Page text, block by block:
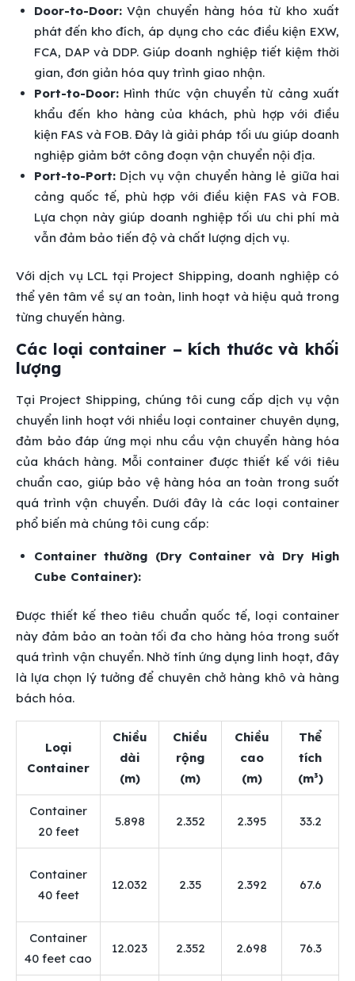
Door-to-Door:Vận chuyển hàng hóa từ kho xuất
phát đến kho đích, áp dụng cho các điều kiện EXW,
FCA, DAP và DDP. Giúp doanh nghiệp tiết kiệm thời
gian, đơn giản hóa quy trình giao nhận.
Port-to-Door:Hình thức vận chuyển từ cảng xuất
khẩu đến kho hàng của khách, phù hợp với điều
kiện FAS và FOB. Đây là giải pháp tối ưu giúp doanh
nghiệp giảm bớt công đoạn vận chuyển nội địa.
Port-to-Port:Dịch vụ vận chuyển hàng lẻ giữa hai
cảng quốc tế, phù hợp với điều kiện FAS và FOB.
Lựa chọn này giúp doanh nghiệp tối ưu chi phí mà
vẫn đảm bảo tiến độ và chất lượng dịch vụ.
Với dịch vụ LCL tại Project Shipping, doanh nghiệp có
thể yên tâm về sự an toàn, linh hoạt và hiệu quả trong
từng chuyến hàng.
Các loại container – kích thước và khối
lượng
Tại Project Shipping, chúng tôi cung cấp dịch vụ vận
chuyển linh hoạt với nhiều loại container chuyên dụng,
đảm bảo đáp ứng mọi nhu cầu vận chuyển hàng hóa
của khách hàng. Mỗi container được thiết kế với tiêu
chuẩn cao, giúp bảo vệ hàng hóa an toàn trong suốt
quá trình vận chuyển. Dưới đây là các loại container
phổ biến mà chúng tôi cung cấp:
Container thường (Dry Container và Dry High
Cube Container):
Được thiết kế theo tiêu chuẩn quốc tế, loại container
này đảm bảo an toàn tối đa cho hàng hóa trong suốt
quá trình vận chuyển. Nhờ tính ứng dụng linh hoạt, đây
là lựa chọn lý tưởng để chuyên chở hàng khô và hàng
bách hóa.
Loại
Container
Chiều
dài
(m)
Chiều
rộng
(m)
Chiều
cao
(m)
Thể
tích
(m³)
Container
20 feet
5.898 2.352 2.395 33.2
Container
40 feet
12.032 2.35 2.392 67.6
Container
40 feet cao
12.023 2.352 2.698 76.3